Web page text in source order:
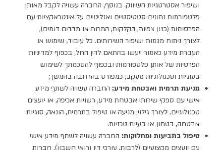
ושיפור אסטרטגיות השיווק. בנוסף, החברה עשויה לקבל מאותן
פלטפורמות נתונים סטטיסטיים ואנליטיים על אינטראקציות עם
הפרסומות (כגון צפיות, הקלקות, המרות או מדדים דומים),
לצורך ניתוח מגמות ושיפור השירותים. כל עיבוד, שימוש או
העברת מידע כאמור ייעשו בהתאם לדין החל, בכפוף למדיניות
הפרטיות של אותן פלטפורמות ובכפוף להסכמתך לשימוש
בעוגיות וטכנולוגיות מעקב, כמפורט בהרחבה בהמשך;
מניעת תרמית ואבטחת מידע: החברה עשויה לשתף מידע
אישי עם ספקי שירותי אבטחת מידע, רשויות אכיפה, או יועצים
טכנולוגיים, לצורך גילוי, מניעה או טיפול בתרמית, הונאה, סוגיות
אבטחה, בטחון או בעיות טכניות.
טיפול בתביעות ומחלוקות: החברה עשויה לשתף מידע אישי
עם יועצים מקצועיים (לרבות, עורכי דין ורואי חשבון), חברות